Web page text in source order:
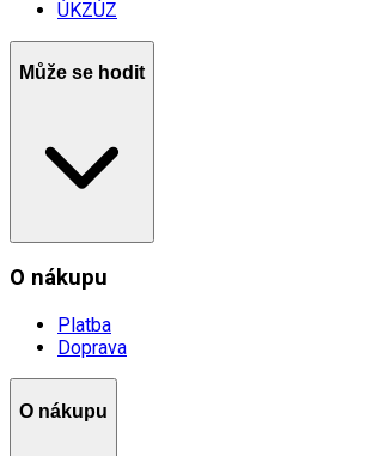
ÚKZÚZ
Může se hodit
O nákupu
Platba
Doprava
O nákupu